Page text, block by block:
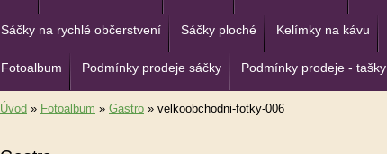
Sáčky na rychlé občerstvení Sáčky ploché Kelímky na kávu
Fotoalbum Podmínky prodeje sáčky Podmínky prodeje - tašky
Úvod » Fotoalbum » Gastro » velkoobchodni-fotky-006